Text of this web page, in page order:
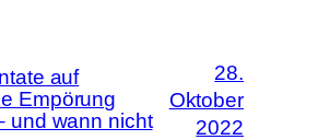
auf
Empörung
und wann nicht
28.
Oktober
2022